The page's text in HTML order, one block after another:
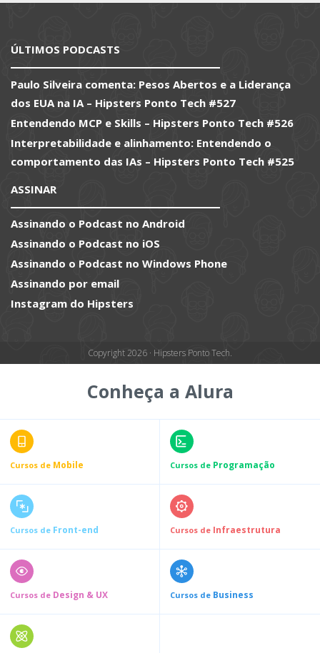
ÚLTIMOS PODCASTS
Paulo Silveira comenta: Pesos Abertos e a Liderança
dos EUA na IA – Hipsters Ponto Tech #527
Entendendo MCP e Skills – Hipsters Ponto Tech #526
Interpretabilidade e alinhamento: Entendendo o
comportamento das IAs – Hipsters Ponto Tech #525
ASSINAR
Assinando o Podcast no Android
Assinando o Podcast no iOS
Assinando o Podcast no Windows Phone
Assinando por email
Instagram do Hipsters
Copyright 2026 · Hipsters Ponto Tech.
Conheça a Alura
Cursos de Mobile Cursos de Programação
Cursos de Front-end Cursos de Infraestrutura
Cursos de Design & UX Cursos de Business